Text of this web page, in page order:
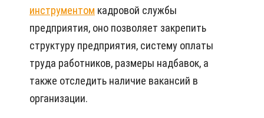
инструментом кадровой службы
предприятия, оно позволяет закрепить
структуру предприятия, систему оплаты
труда работников, размеры надбавок, а
также отследить наличие вакансий в
организации.